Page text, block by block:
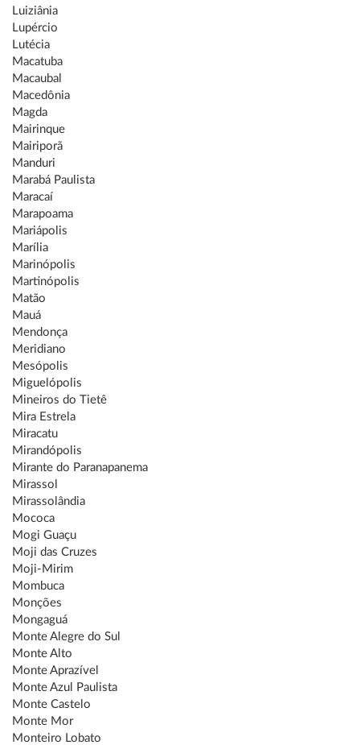
Luiziânia
Lupércio
Lutécia
Macatuba
Macaubal
Macedônia
Magda
Mairinque
Mairiporã
Manduri
Marabá Paulista
Maracaí
Marapoama
Mariápolis
Marília
Marinópolis
Martinópolis
Matão
Mauá
Mendonça
Meridiano
Mesópolis
Miguelópolis
Mineiros do Tietê
Mira Estrela
Miracatu
Mirandópolis
Mirante do Paranapanema
Mirassol
Mirassolândia
Mococa
Mogi Guaçu
Moji das Cruzes
Moji-Mirim
Mombuca
Monções
Mongaguá
Monte Alegre do Sul
Monte Alto
Monte Aprazível
Monte Azul Paulista
Monte Castelo
Monte Mor
Monteiro Lobato